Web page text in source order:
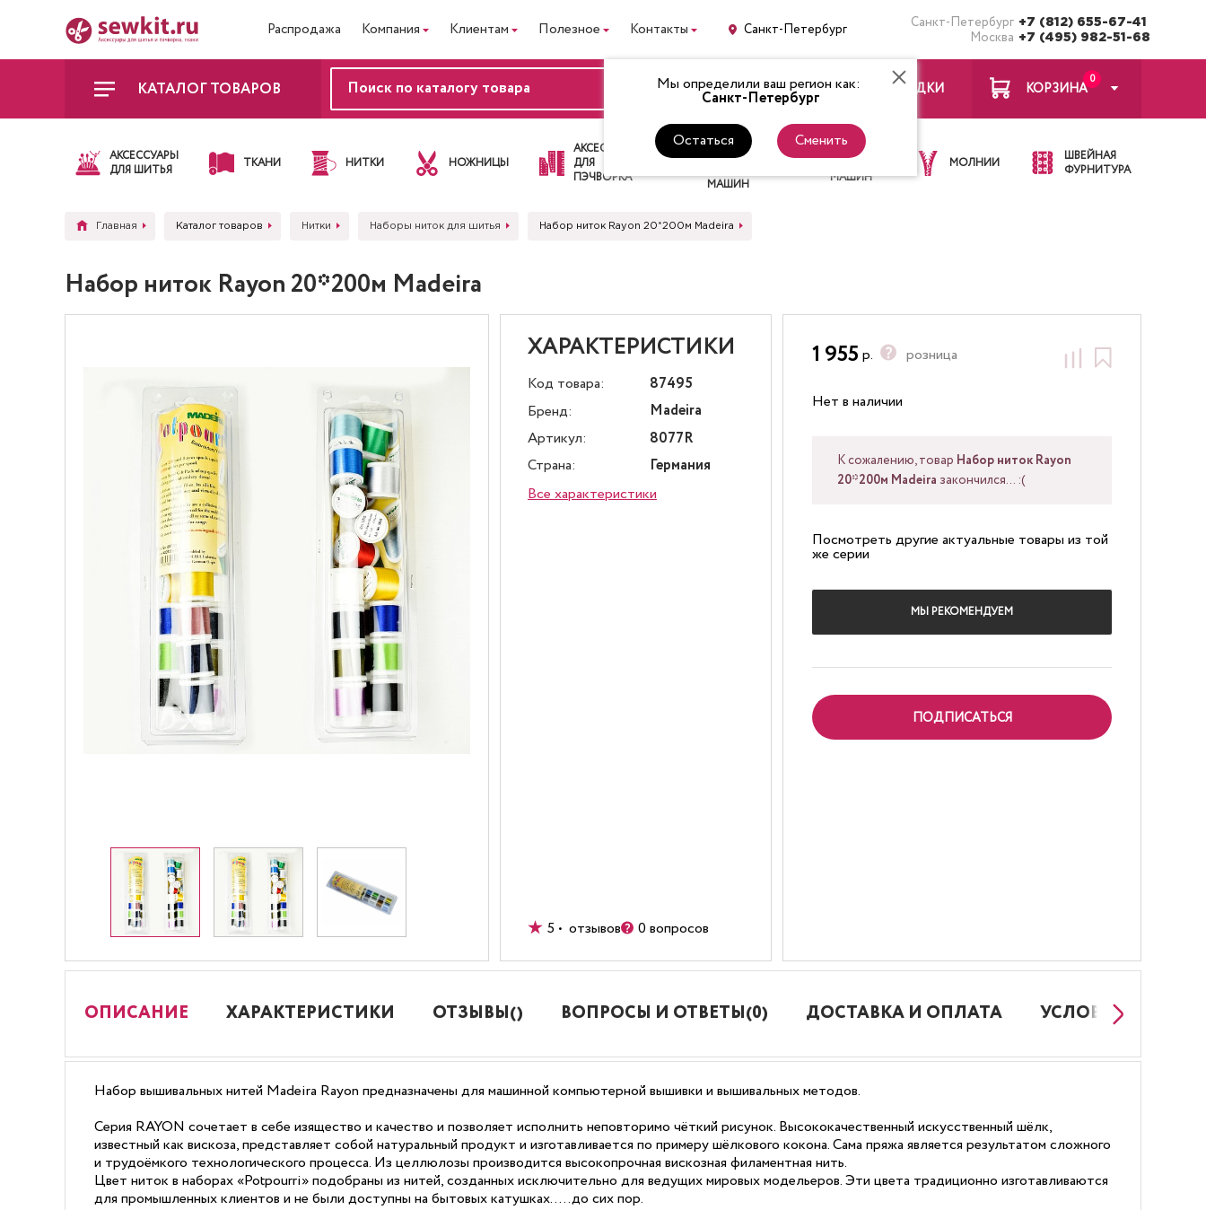
Распродажа Компания Клиентам Полезное Контакты Санкт-Петербург Санкт-Петербург +7 (812) 655-67-41
Москва +7 (495) 982-51-68
Мы определили ваш регион как:
Санкт-Петербург
Остаться Сменить
КАТАЛОГ ТОВАРОВ ВХОД ЗАКЛАДКИ
0
КОРЗИНА
АКСЕССУАРЫ
ДЛЯ ШИТЬЯ
ТКАНИ НИТКИ НОЖНИЦЫ
АКСЕССУАРЫ
ДЛЯ
ПЭЧВОРКА
ЛАПКИ
ДЛЯ
МАШИН
ИГЛЫ ДЛЯ
ШВЕЙНЫХ
МАШИН
МОЛНИИ
ШВЕЙНАЯ
ФУРНИТУРА
Главная Каталог товаров Нитки Наборы ниток для шитья Набор ниток Rayon 20*200м Madeira
Набор ниток Rayon 20*200м Madeira
ХАРАКТЕРИСТИКИ
Код товара:
87495
Бренд:
Madeira
Артикул:
8077R
Страна:
Германия
Все характеристики
5 • отзывов 0 вопросов
1 955 р. розница
Нет в наличии
К сожалению, товар Набор ниток Rayon
20*200м Madeira закончился... :(
Посмотреть другие актуальные товары из той
же серии
МЫ РЕКОМЕНДУЕМ
ПОДПИСАТЬСЯ
ОПИСАНИЕ ХАРАКТЕРИСТИКИ ОТЗЫВЫ() ВОПРОСЫ И ОТВЕТЫ(0) ДОСТАВКА И ОПЛАТА УСЛОВИЯ РАБОТЫ
Набор вышивальных нитей Madeira Rayon предназначены для машинной компьютерной вышивки и вышивальных методов.
Серия RAYON сочетает в себе изящество и качество и позволяет исполнить неповторимо чёткий рисунок. Высококачественный искусственный шёлк,
известный как вискоза, представляет собой натуральный продукт и изготавливается по примеру шёлкового кокона. Сама пряжа является результатом сложного
и трудоёмкого технологического процесса. Из целлюлозы производится высокопрочная вискозная филаментная нить.
Цвет ниток в наборах «Potpourri» подобраны из нитей, созданных исключительно для ведущих мировых модельеров. Эти цвета традиционно изготавливаются
для промышленных клиентов и не были доступны на бытовых катушках…..до сих пор.